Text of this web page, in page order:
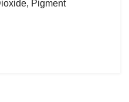
Pigment